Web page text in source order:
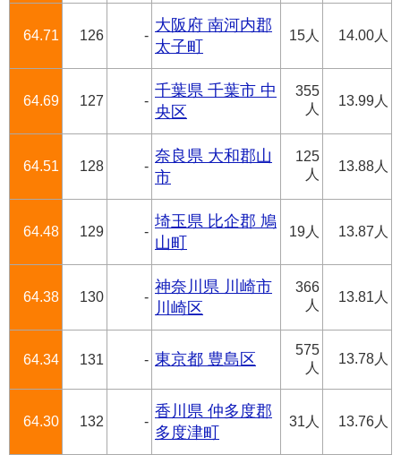
64.71 126 -
大阪府 南河内郡
太子町
15人 14.00人
64.69 127 -
千葉県 千葉市 中
央区
355
人
13.99人
64.51 128 -
奈良県 大和郡山
市
125
人
13.88人
64.48 129 -
埼玉県 比企郡 鳩
山町
19人 13.87人
64.38 130 -
神奈川県 川崎市
川崎区
366
人
13.81人
64.34 131 - 東京都 豊島区
575
人
13.78人
64.30 132 -
香川県 仲多度郡
多度津町
31人 13.76人